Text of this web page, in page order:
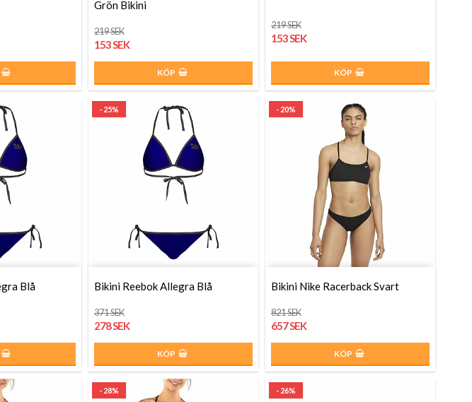
Grön Bikini
219 SEK
153 SEK
KÖP
219 SEK
153 SEK
KÖP
Blå
- 25%
Bikini Reebok Allegra Blå
371 SEK
278 SEK
KÖP
- 20%
Bikini Nike Racerback Svart
821 SEK
657 SEK
KÖP
- 28% - 26%